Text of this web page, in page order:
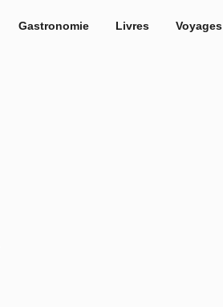
Gastronomie Livres Voyages